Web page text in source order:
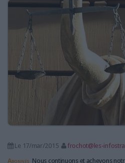
Le 17/mar/2015
frochot@les-
Abonnés Nous continuons et achevons